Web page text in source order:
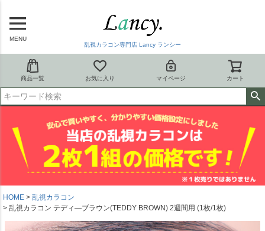
MENU
乱視カラコン専門店 Lancy ランシー
商品一覧 お気に入り マイページ カート
HOME
乱視カラコン
乱視カラコン テディ―ブラウン(TEDDY BROWN) 2週間用 (1枚/1枚)